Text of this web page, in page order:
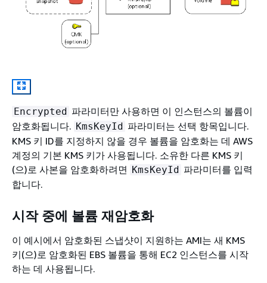
Encrypted 파라미터만 사용하면 이 인스턴스의 볼륨이
암호화됩니다. KmsKeyId 파라미터는 선택 항목입니다.
KMS 키 ID를 지정하지 않을 경우 볼륨을 암호화는 데 AWS
계정의 기본 KMS 키가 사용됩니다. 소유한 다른 KMS 키
(으)로 사본을 암호화하려면 KmsKeyId 파라미터를 입력
합니다.
시작 중에 볼륨 재암호화
이 예시에서 암호화된 스냅샷이 지원하는 AMI는 새 KMS
키(으)로 암호화된 EBS 볼륨을 통해 EC2 인스턴스를 시작
하는 데 사용됩니다.